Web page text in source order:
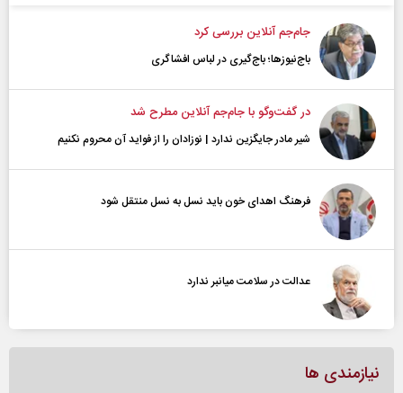
جام‌جم آنلاین بررسی کرد
باج‌نیوزها؛ باج‌گیری در لباس افشاگری
در گفت‌و‌گو با جام‌جم آنلاین مطرح شد
شیر مادر جایگزین ندارد | نوزادان را از فواید آن محروم نکنیم
فرهنگ اهدای خون باید نسل به نسل منتقل شود
عدالت در سلامت میانبر ندارد
نیازمندی ها